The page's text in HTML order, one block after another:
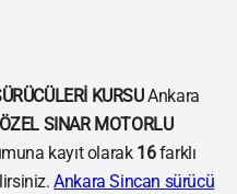
KURSUAnkara
ÖZEL SINAR MOTORLU
kayıt olarak 16farklı
Ankara Sincan sürücü